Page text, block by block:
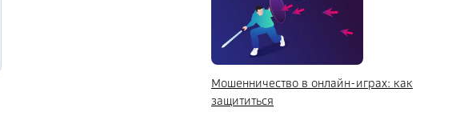
Мошенничество в онлайн-играх: как
защититься